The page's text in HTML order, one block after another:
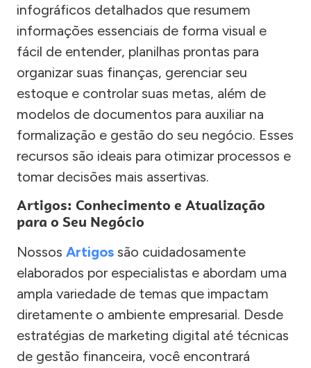
infográficos detalhados que resumem
informações essenciais de forma visual e
fácil de entender, planilhas prontas para
organizar suas finanças, gerenciar seu
estoque e controlar suas metas, além de
modelos de documentos para auxiliar na
formalização e gestão do seu negócio. Esses
recursos são ideais para otimizar processos e
tomar decisões mais assertivas.
Artigos: Conhecimento e Atualização
para o Seu Negócio
Nossos Artigos são cuidadosamente
elaborados por especialistas e abordam uma
ampla variedade de temas que impactam
diretamente o ambiente empresarial. Desde
estratégias de marketing digital até técnicas
de gestão financeira, você encontrará